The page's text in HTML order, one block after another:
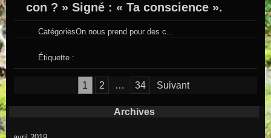
con ? » Signé : « Ta conscience ».
CatégoriesOn nous prend pour des c...
Étiquette :
Navigation des articles
1 2 … 34 Suivant
Archives